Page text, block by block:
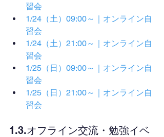
習会
1/24（土）09:00～｜オンライン自
習会
1/24（土）21:00～｜オンライン自
習会
1/25（日）09:00～｜オンライン自
習会
1/25（日）21:00～｜オンライン自
習会
1.3.オフライン交流・勉強イベ